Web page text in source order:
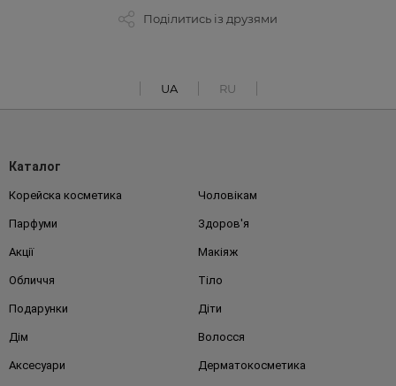
Поділитись із друзями
UA RU
Каталог
Корейска косметика Чоловікам
Парфуми Здоров'я
Акції Макіяж
Обличчя Тіло
Подарунки Діти
Дім Волосся
Аксесуари Дерматокосметика